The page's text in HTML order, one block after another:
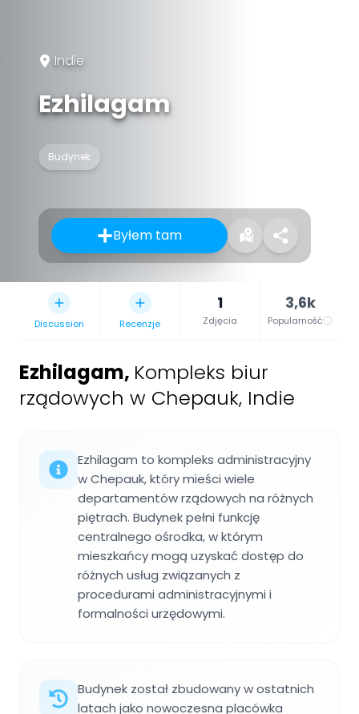
Indie
Ezhilagam
Budynek
Byłem tam
Discussion Recenzje
1
Zdjęcia
3,6k
Popularność
Ezhilagam, Kompleks biur
rządowych w Chepauk, Indie
Ezhilagam to kompleks administracyjny
w Chepauk, który mieści wiele
departamentów rządowych na różnych
piętrach. Budynek pełni funkcję
centralnego ośrodka, w którym
mieszkańcy mogą uzyskać dostęp do
różnych usług związanych z
procedurami administracyjnymi i
formalności urzędowymi.
Budynek został zbudowany w ostatnich
latach jako nowoczesna placówka